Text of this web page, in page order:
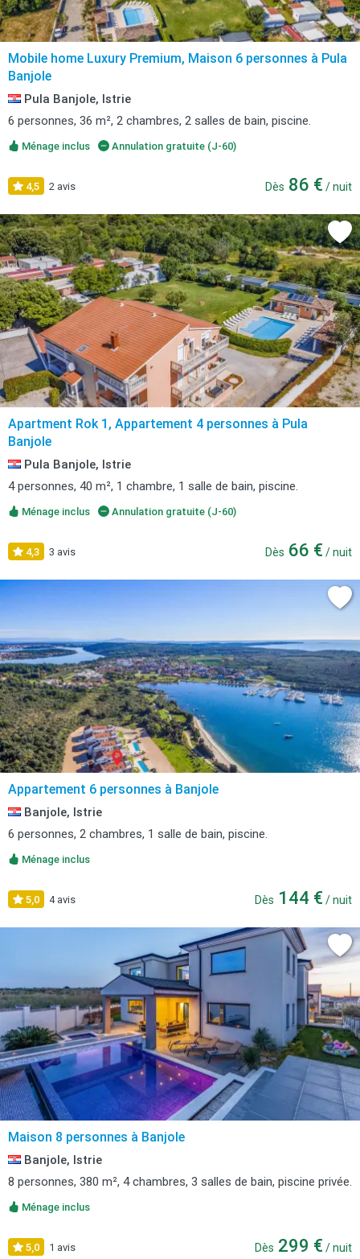
Mobile home Luxury Premium, Maison 6 personnes à Pula
Banjole
Pula Banjole, Istrie
6 personnes, 36 m², 2 chambres, 2 salles de bain, piscine.
Ménage inclus Annulation gratuite (J-60)
4,5 2 avis Dès 86 € / nuit
Apartment Rok 1, Appartement 4 personnes à Pula
Banjole
Pula Banjole, Istrie
4 personnes, 40 m², 1 chambre, 1 salle de bain, piscine.
Ménage inclus Annulation gratuite (J-60)
4,3 3 avis Dès 66 € / nuit
Appartement 6 personnes à Banjole
Banjole, Istrie
6 personnes, 2 chambres, 1 salle de bain, piscine.
Ménage inclus
5,0 4 avis Dès 144 € / nuit
Maison 8 personnes à Banjole
Banjole, Istrie
8 personnes, 380 m², 4 chambres, 3 salles de bain, piscine privée.
Ménage inclus
5,0 1 avis Dès 299 € / nuit